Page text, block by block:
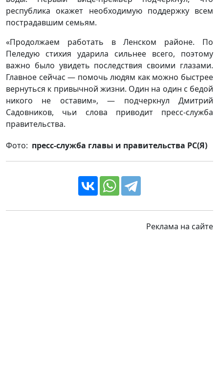
республика окажет необходимую поддержку всем
пострадавшим семьям.
«Продолжаем работать в Ленском районе. По
Пеледую стихия ударила сильнее всего, поэтому
важно было увидеть последствия своими глазами.
Главное сейчас — помочь людям как можно быстрее
вернуться к привычной жизни. Один на один с бедой
никого не оставим», — подчеркнул Дмитрий
Садовников, чьи слова приводит пресс-служба
правительства.
Фото: пресс-служба главы и правительства РС(Я)
Реклама на сайте